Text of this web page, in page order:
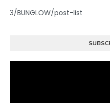
3/BUNGLOW/post-list